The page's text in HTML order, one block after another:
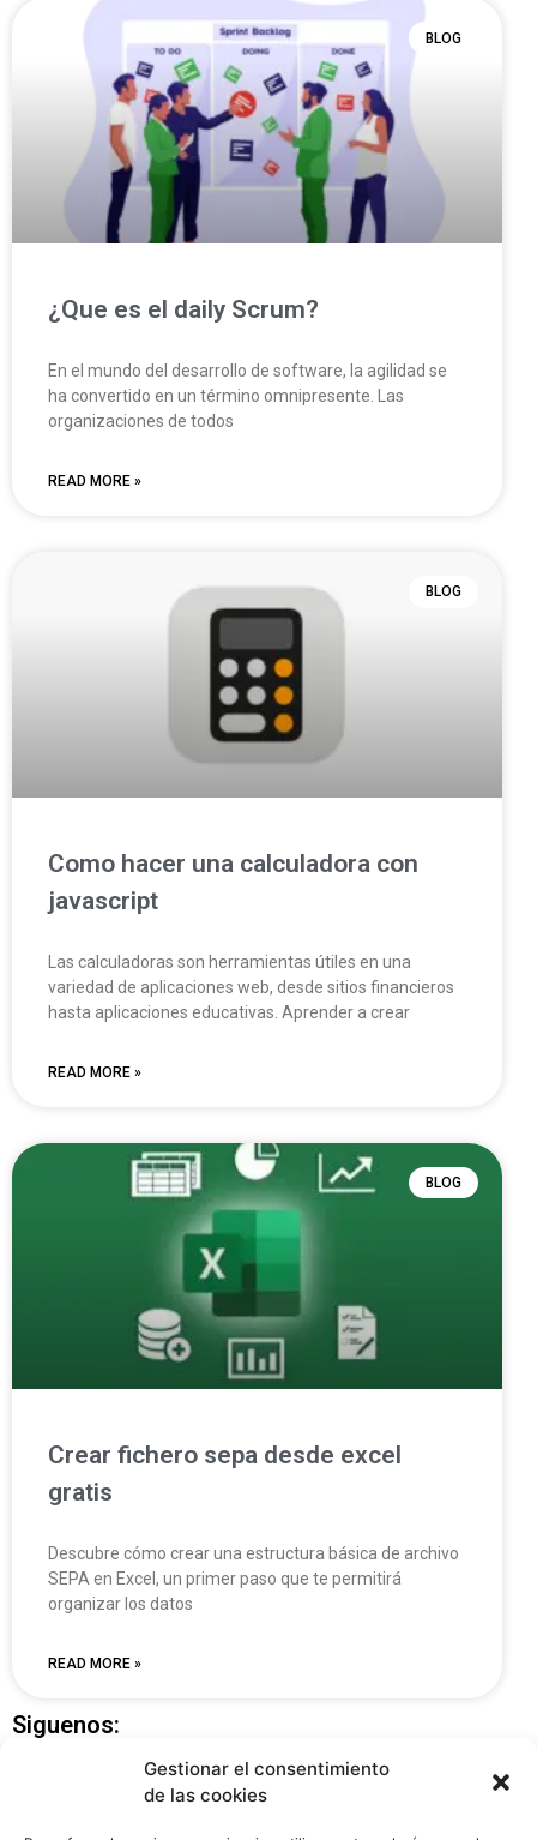
Gestionar el consentimiento
de las cookies
BLOG
¿Que es el daily Scrum?
En el mundo del desarrollo de software, la agilidad se
ha convertido en un término omnipresente. Las
organizaciones de todos
READ MORE »
BLOG
Como hacer una calculadora con
javascript
Las calculadoras son herramientas útiles en una
variedad de aplicaciones web, desde sitios financieros
hasta aplicaciones educativas. Aprender a crear
READ MORE »
BLOG
Crear fichero sepa desde excel
gratis
Descubre cómo crear una estructura básica de archivo
SEPA en Excel, un primer paso que te permitirá
organizar los datos
READ MORE »
Siguenos: